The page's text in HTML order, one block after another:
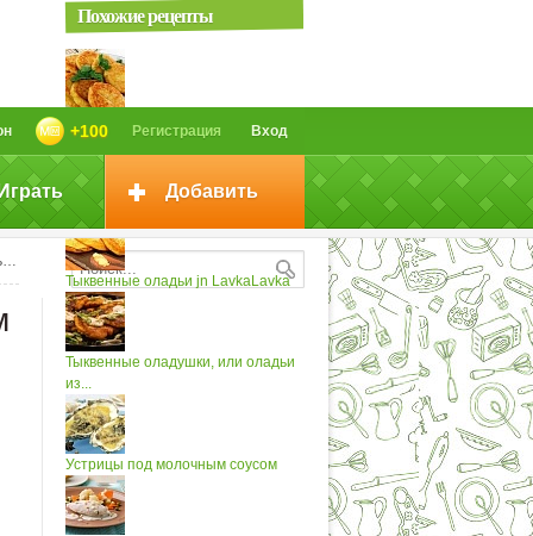
Вход
Регистрация
+100
Добавить
Похожие рецепты
Тыквенные оладьи (2)
Тыквенные оладьи jn LavkaLavka
Тыквенные оладушки, или оладьи
из...
Устрицы под молочным соусом